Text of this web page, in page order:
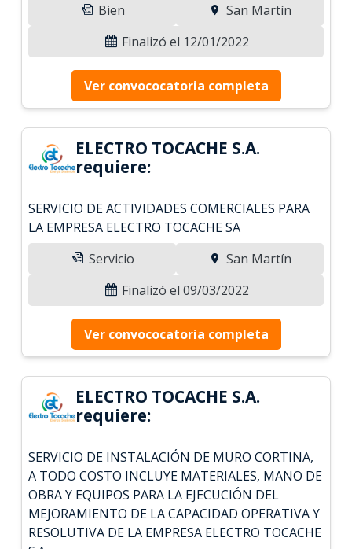
Bien
San Martín
Finalizó el 12/01/2022
Ver convococatoria completa
ELECTRO TOCACHE S.A.
requiere:
SERVICIO DE ACTIVIDADES COMERCIALES PARA
LA EMPRESA ELECTRO TOCACHE SA
Servicio
San Martín
Finalizó el 09/03/2022
Ver convococatoria completa
ELECTRO TOCACHE S.A.
requiere:
SERVICIO DE INSTALACIÓN DE MURO CORTINA,
A TODO COSTO INCLUYE MATERIALES, MANO DE
OBRA Y EQUIPOS PARA LA EJECUCIÓN DEL
MEJORAMIENTO DE LA CAPACIDAD OPERATIVA Y
RESOLUTIVA DE LA EMPRESA ELECTRO TOCACHE